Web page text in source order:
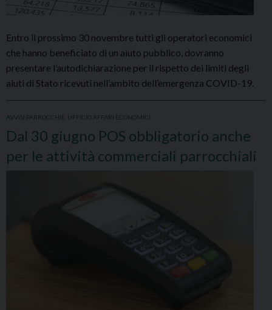
Entro il prossimo 30 novembre tutti gli operatori economici
che hanno beneficiato di un aiuto pubblico, dovranno
presentare l’autodichiarazione per il rispetto dei limiti degli
aiuti di Stato ricevuti nell’ambito dell’emergenza COVID-19.
AVVISI PARROCCHIE UFFICIO AFFARI ECONOMICI
Dal 30 giugno POS obbligatorio anche
per le attività commerciali parrocchiali